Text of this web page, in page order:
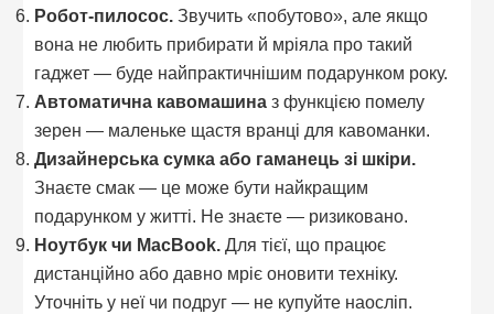
Робот-пилосос. Звучить «побутово», але якщо
вона не любить прибирати й мріяла про такий
гаджет — буде найпрактичнішим подарунком року.
Автоматична кавомашина з функцією помелу
зерен — маленьке щастя вранці для кавоманки.
Дизайнерська сумка або гаманець зі шкіри.
Знаєте смак — це може бути найкращим
подарунком у житті. Не знаєте — ризиковано.
Ноутбук чи MacBook. Для тієї, що працює
дистанційно або давно мріє оновити техніку.
Уточніть у неї чи подруг — не купуйте наосліп.